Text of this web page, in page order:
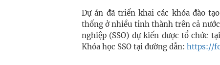
Dự án đã triển khai các khóa đào
thống ở nhiều tỉnh thành trên cả
nghiệp (SSO) dự kiến được tổ chức
Khóa học SSO tại đường dẫn: https://